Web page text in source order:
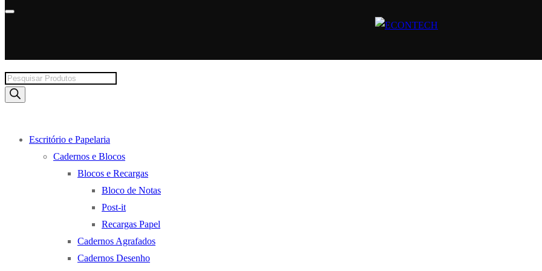
Products
search
Escritório e Papelaria
Cadernos e Blocos
Blocos e Recargas
Bloco de Notas
Post-it
Recargas Papel
Cadernos Agrafados
Cadernos Desenho